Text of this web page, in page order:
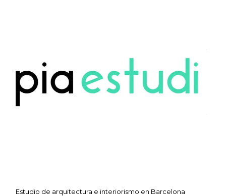
Estudio de arquitectura e interiorismo en Barcelona